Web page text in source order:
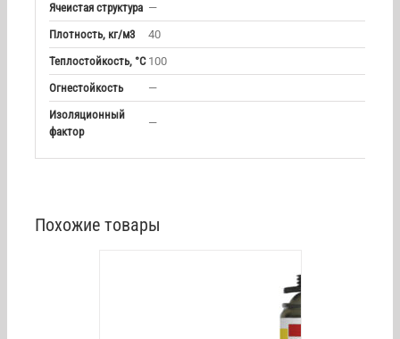
Ячеистая структура —
Плотность, кг/м3
40
Теплостойкость, °С 100
Огнестойкость
—
Изоляционный
фактор
—
Похожие товары